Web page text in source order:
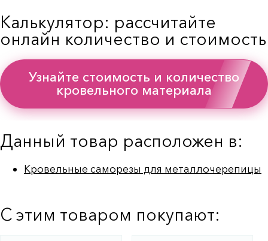
Калькулятор: рассчитайте
онлайн количество и стоимость
Узнайте стоимость и количество
кровельного материала
Данный товар расположен в:
Кровельные саморезы для металлочерепицы
С этим товаром покупают: